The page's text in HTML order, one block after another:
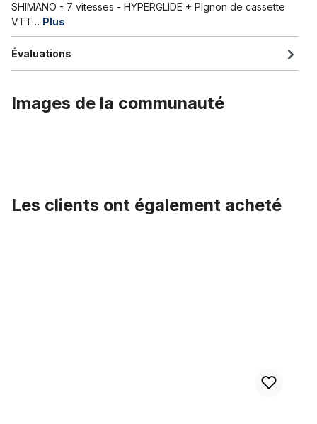
SHIMANO - 7 vitesses - HYPERGLIDE + Pignon de cassette
VTT… Plus
Évaluations
Images de la communauté
Les clients ont également acheté